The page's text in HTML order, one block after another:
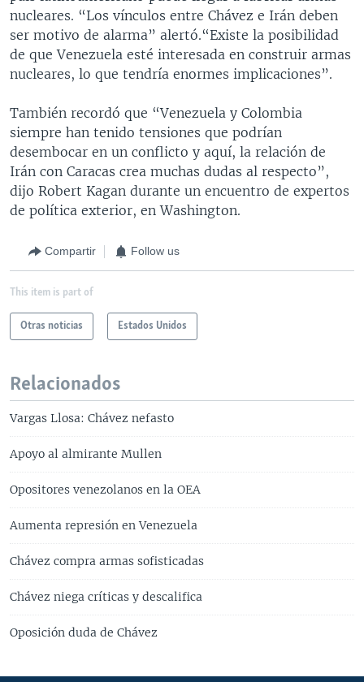
nucleares. “Los vínculos entre Chávez e Irán deben
ser motivo de alarma” alertó.“Existe la posibilidad
de que Venezuela esté interesada en construir armas
nucleares, lo que tendría enormes implicaciones”.
También recordó que “Venezuela y Colombia
siempre han tenido tensiones que podrían
desembocar en un conflicto y aquí, la relación de
Irán con Caracas crea muchas dudas al respecto”,
dijo Robert Kagan durante un encuentro de expertos
de política exterior, en Washington.
Compartir Follow us
This item is part of
Otras noticias Estados Unidos
Relacionados
Vargas Llosa: Chávez nefasto
Apoyo al almirante Mullen
Opositores venezolanos en la OEA
Aumenta represión en Venezuela
Chávez compra armas sofisticadas
Chávez niega críticas y descalifica
Oposición duda de Chávez